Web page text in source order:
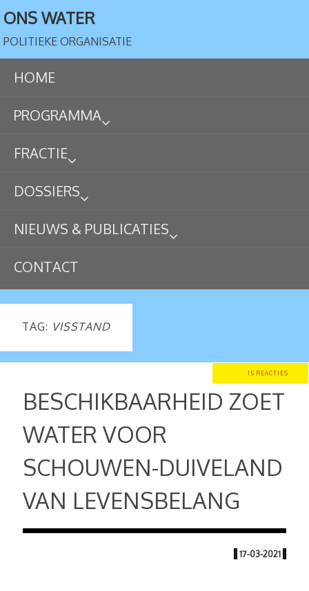
ONS WATER
POLITIEKE ORGANISATIE
HOME
PROGRAMMA
FRACTIE
DOSSIERS
NIEUWS & PUBLICATIES
CONTACT
TAG: VISSTAND
15 REACTIES
BESCHIKBAARHEID ZOET
WATER VOOR
SCHOUWEN-DUIVELAND
VAN LEVENSBELANG
| 17-03-2021 |